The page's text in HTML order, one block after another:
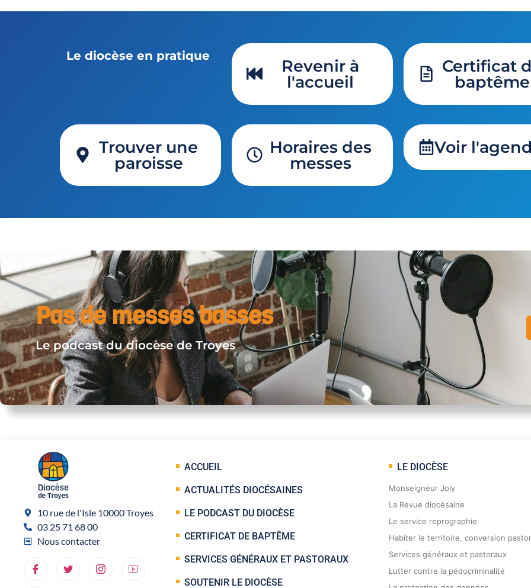
Le diocèse en pratique
Revenir à
l'accueil
Certificat
baptême
Trouver une
paroisse
Horaires des
messes
Voir
Pas de messes basses
Le podcast du diocèse de Troyes
10 rue de l'Isle 10000 Troyes
03 25 71 68 00
Nous contacter
ACCUEIL
ACTUALITÉS DIOCÉSAINES
LE PODCAST DU DIOCÈSE
CERTIFICAT DE BAPTÊME
SERVICES GÉNÉRAUX ET PASTORAUX
SOUTENIR LE DIOCÈSE
LE DIOCÈSE
Monseigneur Joly
La Revue diocésaine
Le service reprographie
Habiter le territoire, conversion
Services généraux et pastoraux
Lutter contre la pédocriminalité